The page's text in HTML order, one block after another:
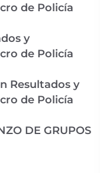
de Policía
y
de Policía
Resultados y
de Policía
DE GRUPOS